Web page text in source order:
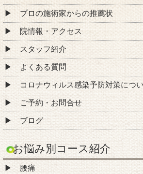
プロの施術家からの推薦状
院情報・アクセス
スタッフ紹介
よくある質問
コロナウィルス感染予防対策につ
ご予約・お問合せ
ブログ
お悩み別コース紹介
腰痛